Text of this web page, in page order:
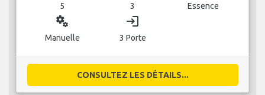
5 3 Essence
miscellaneous_services
Manuelle
login
3 Porte
CONSULTEZ LES DÉTAILS...